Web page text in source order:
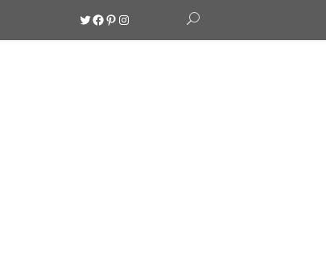
Twitter
Facebook
Pinterest
Instagram